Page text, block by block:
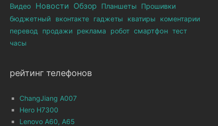
Видео Новости Обзор Планшеты
Прошивки
бюджетный
вконтакте гаджеты кватиры
коментарии
перевод
продажи реклама робот смартфон тест
часы
рейтинг телефонов
ChangJiang A007
Hero H7300
Lenovo A60, A65